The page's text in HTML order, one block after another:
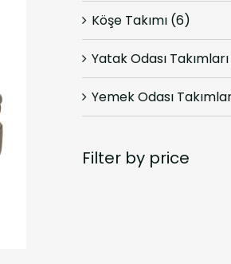
Köşe Takımı (6)
Yatak Odası Takımları
Yemek Odası
Filter by price